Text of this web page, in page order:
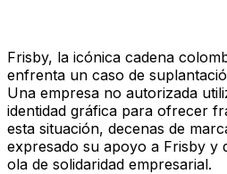
Frisby, la icónica cadena
enfrenta un caso de
Una empresa no autorizada
identidad gráfica para ofrecer
esta situación, decenas de
expresado su apoyo a Frisby y
ola de solidaridad empresarial.